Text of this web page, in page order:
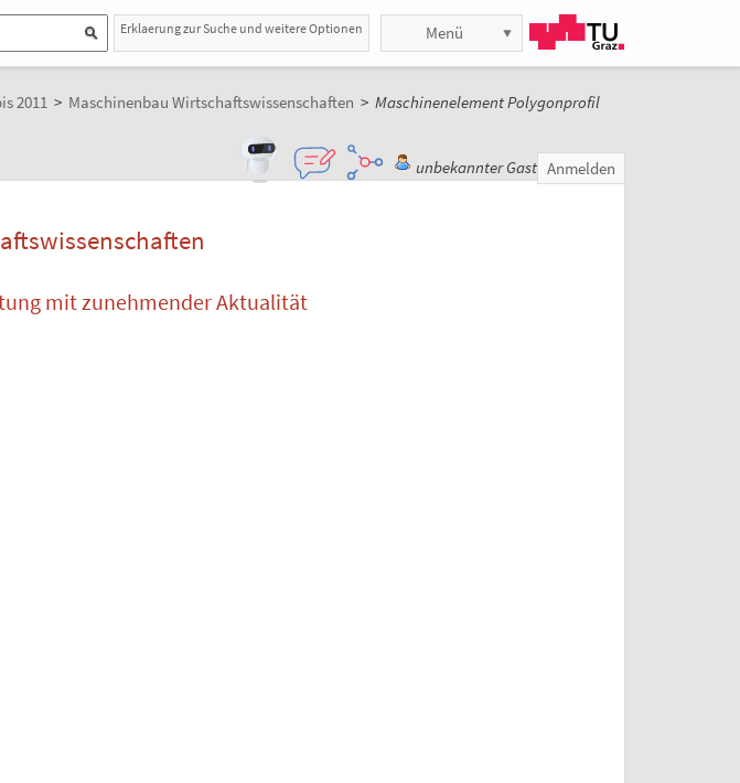
Erklaerung zur Suche und weitere Optionen Menü
2011 > Maschinenbau Wirtschaftswissenschaften > Maschinenelement Polygonprofil
unbekannter Gast Anmelden
mit zunehmender Aktualität